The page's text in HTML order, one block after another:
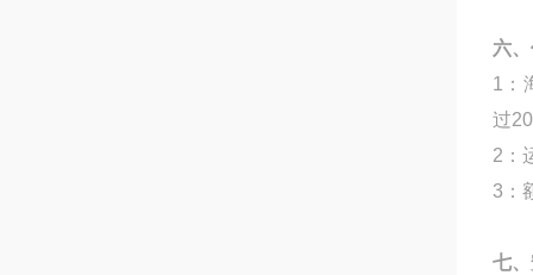
六
1：
过
2：
3：
七